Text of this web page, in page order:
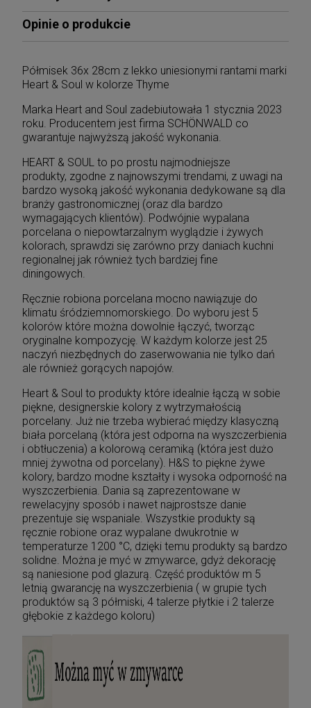
Opinie o produkcie
Półmisek 36x 28cm z lekko uniesionymi rantami marki
Heart & Soul w kolorze Thyme
Marka Heart and Soul zadebiutowała 1 stycznia 2023
roku. Producentem jest firma SCHÖNWALD co
gwarantuje najwyższą jakość wykonania.
HEART & SOUL to po prostu najmodniejsze
produkty, zgodne z najnowszymi trendami, z uwagi na
bardzo wysoką jakość wykonania dedykowane są dla
branży gastronomicznej (oraz dla bardzo
wymagających klientów). Podwójnie wypalana
porcelana o niepowtarzalnym wyglądzie i żywych
kolorach, sprawdzi się zarówno przy daniach kuchni
regionalnej jak również tych bardziej fine
diningowych.
Ręcznie robiona porcelana mocno nawiązuje do
klimatu śródziemnomorskiego. Do wyboru jest 5
kolorów które można dowolnie łączyć, tworząc
oryginalne kompozycję. W każdym kolorze jest 25
naczyń niezbędnych do zaserwowania nie tylko dań
ale również gorących napojów.
Heart & Soul to produkty które idealnie łączą w sobie
piękne, designerskie kolory z wytrzymałością
porcelany. Już nie trzeba wybierać między klasyczną
biała porcelaną (która jest odporna na wyszczerbienia
i obtłuczenia) a kolorową ceramiką (która jest dużo
mniej żywotna od porcelany). H&S to piękne żywe
kolory, bardzo modne kształty i wysoka odporność na
wyszczerbienia. Dania są zaprezentowane w
rewelacyjny sposób i nawet najprostsze danie
prezentuje się wspaniale. Wszystkie produkty są
ręcznie robione oraz wypalane dwukrotnie w
temperaturze 1200 °C, dzięki temu produkty są bardzo
solidne. Można je myć w zmywarce, gdyż dekorację
są naniesione pod glazurą. Część produktów m 5
letnią gwarancję na wyszczerbienia ( w grupie tych
produktów są 3 półmiski, 4 talerze płytkie i 2 talerze
głębokie z każdego koloru)